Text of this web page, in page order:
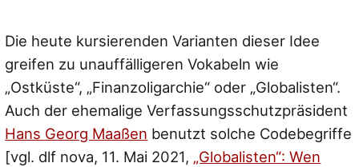
Die heute kursierenden Varianten dieser Idee
greifen zu unauffälligeren Vokabeln wie
„Ostküste“, „Finanzoligarchie“ oder „Globalisten“.
Auch der ehemalige Verfassungsschutzpräsident
Hans Georg Maaßen benutzt solche Codebegriffe
[vgl. dlf nova, 11. Mai 2021, „Globalisten“: Wen